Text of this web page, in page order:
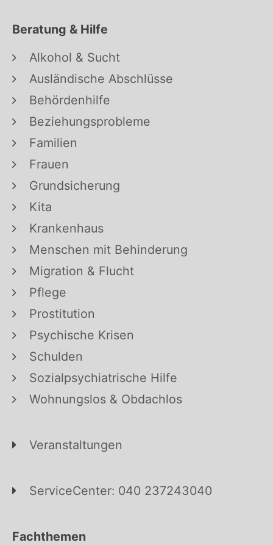
Beratung & Hilfe
Alkohol & Sucht
Ausländische Abschlüsse
Behördenhilfe
Beziehungsprobleme
Familien
Frauen
Grundsicherung
Kita
Krankenhaus
Menschen mit Behinderung
Migration & Flucht
Pflege
Prostitution
Psychische Krisen
Schulden
Sozialpsychiatrische Hilfe
Wohnungslos & Obdachlos
Veranstaltungen
ServiceCenter: 040 237243040
Fachthemen